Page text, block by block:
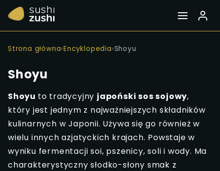
Strona główna›Encyklopedia›Shoyu
Shoyu
Shoyu to tradycyjny japoński sos sojowy,
który jest jednym z najważniejszych składników
kulinarnych w Japonii. Używa się go również w
wielu innych azjatyckich krajach. Powstaje w
wyniku fermentacji soi, pszenicy, soli i wody. Ma
charakterystyczny słodko-słony smak z